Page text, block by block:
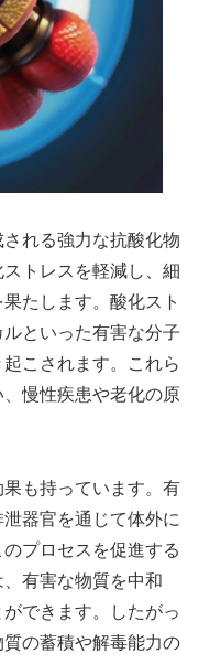
れる強力な抗酸化物
トレスを軽減し、細
たします。酸化スト
といった有害な分子
こされます。これら
慢性疾患や老化の原
も持っています。有
器官を通じて体外に
プロセスを促進する
有害な物質を中和
できます。したがっ
の蓄積や解毒能力の